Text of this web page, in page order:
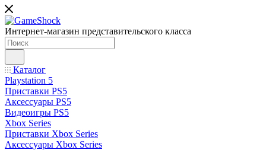
Интернет-магазин представительского класса
Каталог
Playstation 5
Приставки PS5
Аксессуары PS5
Видеоигры PS5
Xbox Series
Приставки Xbox Series
Аксессуары Xbox Series